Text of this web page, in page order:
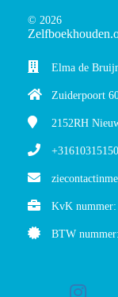
© 2026
Elma de
Zuiderpoort
2152RH
+31610315150
KvK nummer:
BTW